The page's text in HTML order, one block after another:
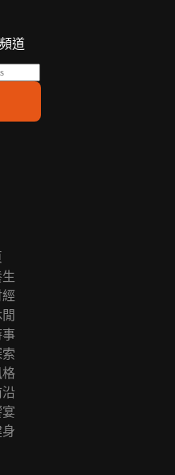
道
事
格
沿